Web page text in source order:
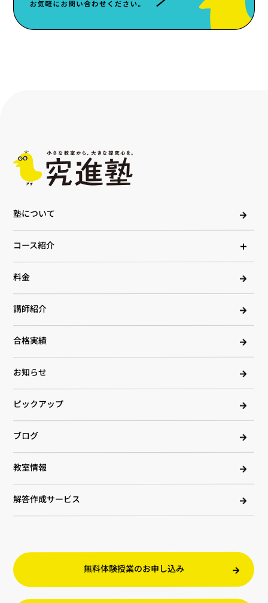
塾について
コース紹介
料金
講師紹介
合格実績
お知らせ
ピックアップ
ブログ
教室情報
解答作成サービス
無料体験授業のお申し込み